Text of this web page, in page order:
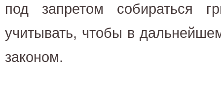
под запретом собираться
учитывать, чтобы в
законом.